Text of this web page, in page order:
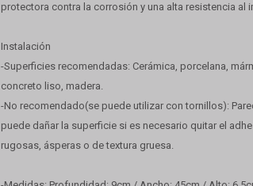
protectora contra la corrosión y una alta resistencia al
Instalación
-Superficies recomendadas: Cerámica, porcelana,
concreto liso, madera.
-No recomendado(se puede utilizar con tornillos):
puede dañar la superficie si es necesario quitar el
rugosas, ásperas o de textura gruesa.